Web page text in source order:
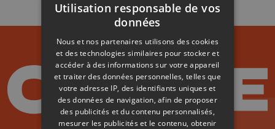
Utilisation responsable de vos
données
Nous et nos partenaires utilisons des cookies
et des technologies similaires pour stocker et
accéder à des informations sur votre appareil
et traiter des données personnelles, telles que
votre adresse IP, des identifiants uniques et
des données de navigation, afin de proposer
des publicités et du contenu personnalisés,
mesurer les publicités et le contenu, obtenir